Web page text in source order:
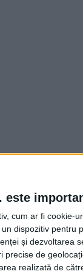
este
cum ar fi cookie-
dispozitiv pentru
și dezvoltarea
precise de
realizată de
unul
în